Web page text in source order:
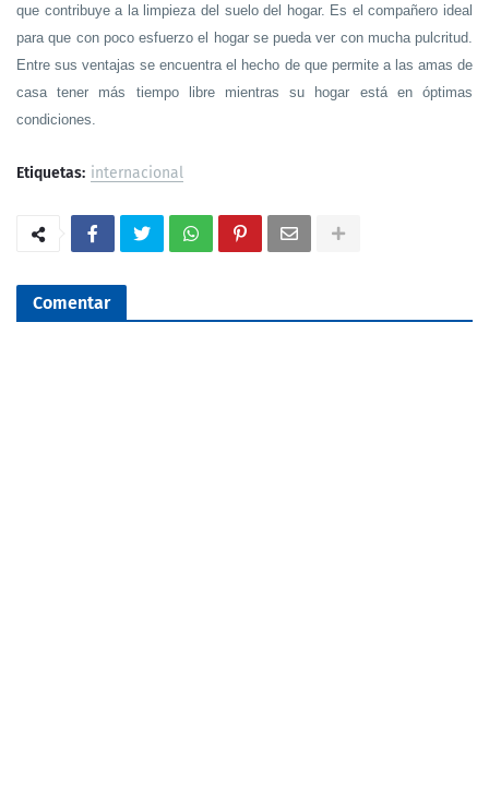
que contribuye a la limpieza del suelo del hogar. Es el compañero ideal
para que con poco esfuerzo el hogar se pueda ver con mucha pulcritud.
Entre sus ventajas se encuentra el hecho de que permite a las amas de
casa tener más tiempo libre mientras su hogar está en óptimas
condiciones.
Etiquetas: internacional
Comentar